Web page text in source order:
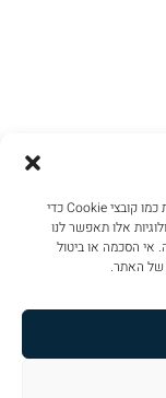
כדי לספק חוויית משתמש מיטבית, אנו משתמשים בטכנולוגיות כמו קובצי Cookie כדי
אלו תאפשר לנו
אי הסכמה או ביטול
של האתר.